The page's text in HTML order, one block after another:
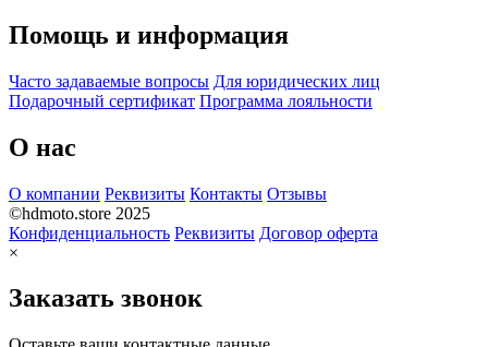
Помощь и информация
Часто задаваемые вопросы Для юридических лиц
Подарочный сертификат Программа лояльности
О нас
О компании Реквизиты Контакты Отзывы
©hdmoto.store 2025
Конфиденциальность Реквизиты Договор оферта
×
Заказать звонок